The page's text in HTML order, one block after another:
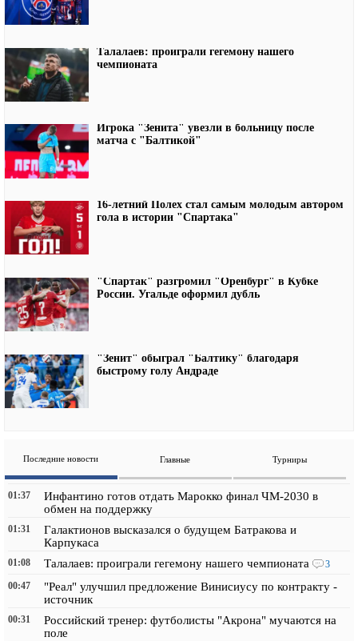
Талалаев: проиграли гегемону нашего
чемпионата
Игрока "Зенита" увезли в больницу после
матча с "Балтикой"
16-летний Полех стал самым молодым автором
гола в истории "Спартака"
"Спартак" разгромил "Оренбург" в Кубке
России. Угальде оформил дубль
"Зенит" обыграл "Балтику" благодаря
быстрому голу Андраде
Последние новости Главные Турниры
01:37
Инфантино готов отдать Марокко финал ЧМ-2030 в
обмен на поддержку
01:31
Галактионов высказался о будущем Батракова и
Карпукаса
01:08 Талалаев: проиграли гегемону нашего чемпионата
3
00:47
"Реал" улучшил предложение Винисиусу по контракту -
источник
00:31
Российский тренер: футболисты "Акрона" мучаются на
поле